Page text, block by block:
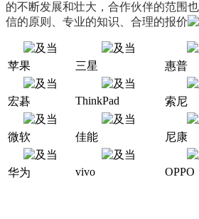
的不断发展和壮大，合作伙伴的范围
信的原则、专业的知识、合理的报价
苹果 三星 惠普
宏碁 ThinkPad 索尼
微软 佳能 尼康
华为 vivo OPPO